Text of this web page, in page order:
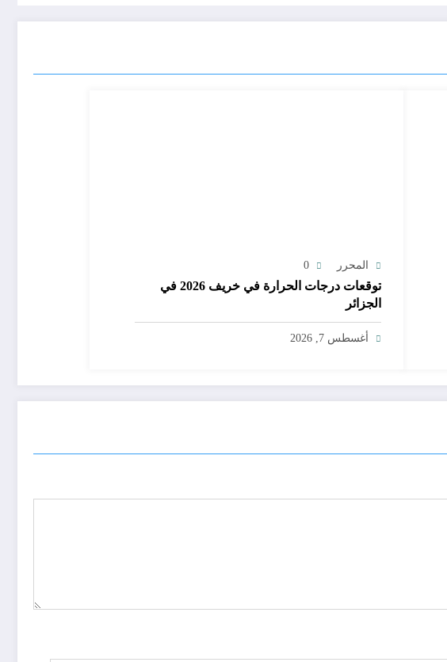
المحرر 0
توقعات درجات الحرارة في خريف 2026 في
الجزائر
أغسطس 7, 2026